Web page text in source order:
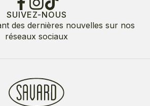
SUIVEZ-NOUS
des dernières nouvelles sur nos
réseaux sociaux